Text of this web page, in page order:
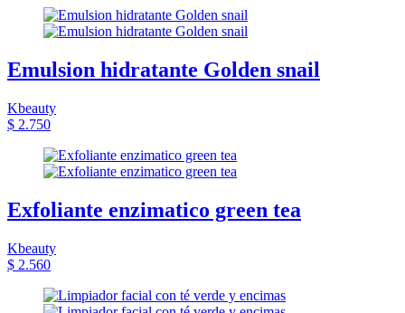
Emulsion hidratante Golden snail
Kbeauty
$ 2.750
Exfoliante enzimatico green tea
Kbeauty
$ 2.560